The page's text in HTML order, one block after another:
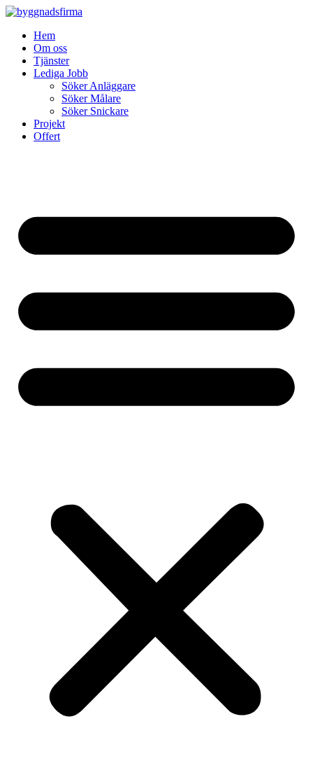
Skip
contentHem
Om oss
Tjänster
Lediga Jobb
Söker Anläggare
Söker Målare
Söker Snickare
Projekt
Offert